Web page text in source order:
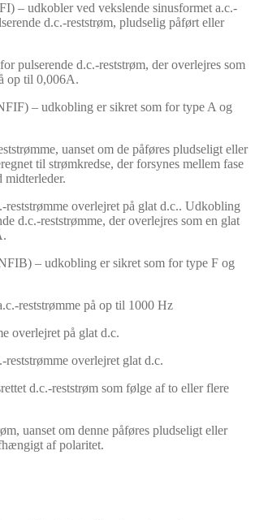
– udkobler ved vekslende sinusformet a.c.-
d.c.-reststrøm, pludselig påført eller
pulserende d.c.-reststrøm, der overlejres som
op til 0,006A.
– udkobling er sikret som for type A og
uanset om de påføres pludseligt eller
til strømkredse, der forsynes mellem fase
midterleder.
reststrømme overlejret på glat d.c.. Udkobling
d.c.-reststrømme, der overlejres som en glat
– udkobling er sikret som for type F og
reststrømme på op til 1000 Hz
overlejret på glat d.c.
reststrømme overlejret glat d.c.
d.c.-reststrøm som følge af to eller flere
uanset om denne påføres pludseligt eller
af polaritet.